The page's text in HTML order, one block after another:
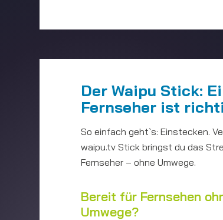
Der Waipu Stick:
Fernseher ist
So einfach geht`s: Einstecken.
waipu.tv Stick bringst du das
Fernseher – ohne Umwege.
Bereit für Fernsehen
Umwege?